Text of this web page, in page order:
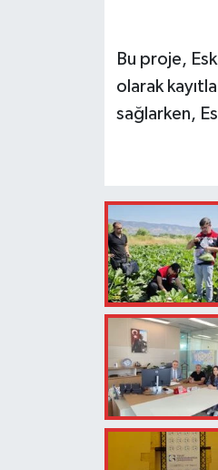
Bu proje,
olarak
sağlarken,